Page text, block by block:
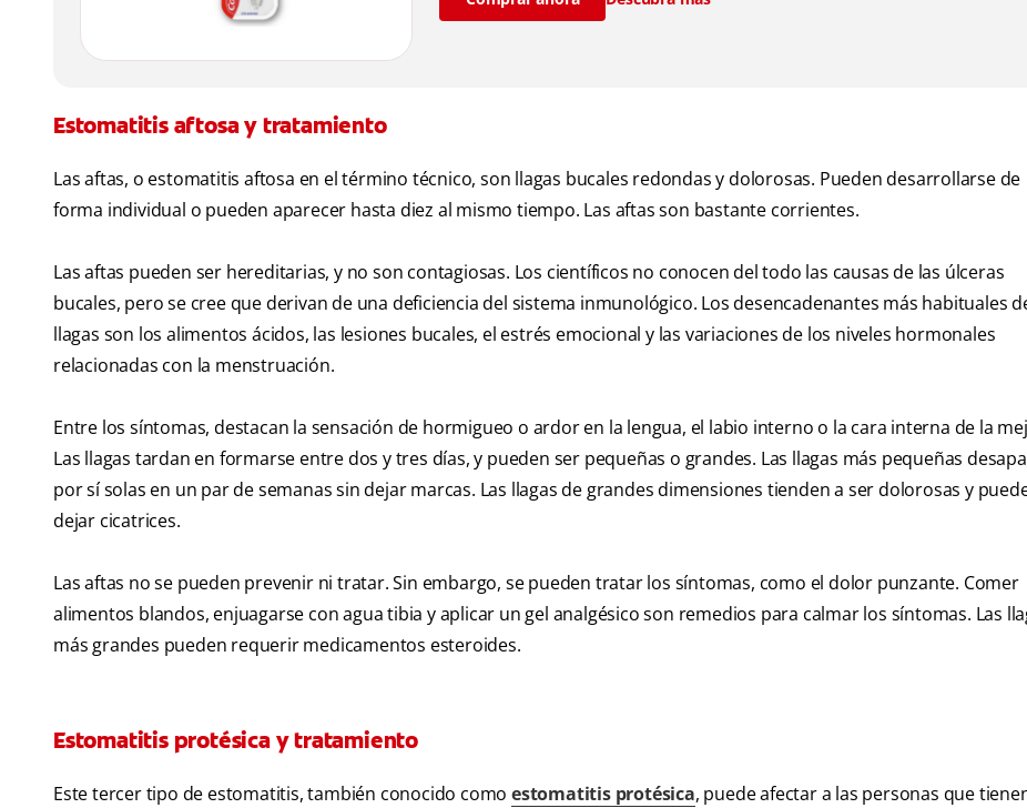
Estomatitis aftosa y tratamiento
Las aftas, o estomatitis aftosa en el término técnico, son llagas bucales redondas y dolorosas. Pueden desarrollarse de
forma individual o pueden aparecer hasta diez al mismo tiempo. Las aftas son bastante corrientes.
Las aftas pueden ser hereditarias, y no son contagiosas. Los científicos no conocen del todo las causas de las úlceras
bucales, pero se cree que derivan de una deficiencia del sistema inmunológico. Los desencadenantes más habituales
llagas son los alimentos ácidos, las lesiones bucales, el estrés emocional y las variaciones de los niveles hormonales
relacionadas con la menstruación.
Entre los síntomas, destacan la sensación de hormigueo o ardor en la lengua, el labio interno o la cara interna de la
Las llagas tardan en formarse entre dos y tres días, y pueden ser pequeñas o grandes. Las llagas más pequeñas
por sí solas en un par de semanas sin dejar marcas. Las llagas de grandes dimensiones tienden a ser dolorosas y
dejar cicatrices.
Las aftas no se pueden prevenir ni tratar. Sin embargo, se pueden tratar los síntomas, como el dolor punzante. Comer
alimentos blandos, enjuagarse con agua tibia y aplicar un gel analgésico son remedios para calmar los síntomas. Las
más grandes pueden requerir medicamentos esteroides.
Estomatitis protésica y tratamiento
Este tercer tipo de estomatitis, también conocido como estomatitis protésica, puede afectar a las personas que